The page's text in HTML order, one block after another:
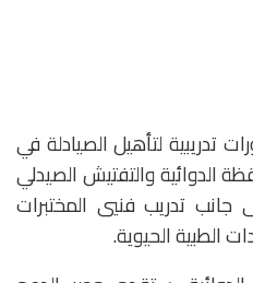
تدريبية لتأهيل الصيادلة في
الدوائية والتفتيش الصيدلي
جانب تدريب فنيي المختبرات
الطبية الحيوية.